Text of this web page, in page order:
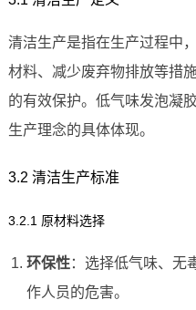
清洁生产是指在生产过程中
材料、减少废弃物排放等措
的有效保护。低气味发泡凝
生产理念的具体体现。
3.2 清洁生产标准
3.2.1 原材料选择
环保性：选择低气味、无
作人员的危害。